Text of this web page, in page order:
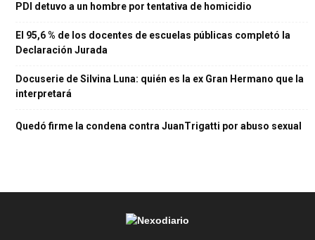
PDI detuvo a un hombre por tentativa de homicidio
El 95,6 % de los docentes de escuelas públicas completó la
Declaración Jurada
Docuserie de Silvina Luna: quién es la ex Gran Hermano que la
interpretará
Quedó firme la condena contra JuanTrigatti por abuso sexual